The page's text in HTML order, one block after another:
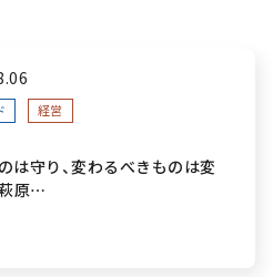
経営
は守り、変わるべきものは変
原